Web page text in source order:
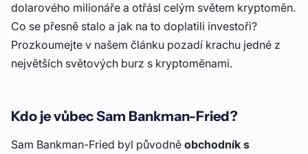
dolarového milionáře a otřásl celým světem kryptoměn.
Co se přesně stalo a jak na to doplatili investoři?
Prozkoumejte v našem článku pozadí krachu jedné z
největších světových burz s kryptoměnami.
Kdo je vůbec Sam Bankman-Fried?
Sam Bankman-Fried byl původně obchodník s